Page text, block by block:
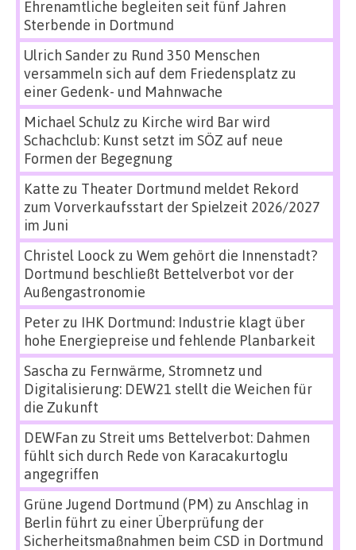
Ehrenamtliche begleiten seit fünf Jahren
Sterbende in Dortmund
Ulrich Sanderzu Rund 350 Menschen
versammeln sich auf dem Friedensplatz zu
einer Gedenk- und Mahnwache
Michael Schulz zu Kirche wird Bar wird
Schachclub: Kunst setzt im SÖZ auf neue
Formen der Begegnung
Katte zu Theater Dortmund meldet Rekord
zum Vorverkaufsstart der Spielzeit 2026/2027
im Juni
Christel Loock zu Wem gehört die Innenstadt?
Dortmund beschließt Bettelverbot vor der
Außengastronomie
Peterzu IHK Dortmund: Industrie klagt über
hohe Energiepreise und fehlende Planbarkeit
Sascha zu Fernwärme, Stromnetz und
Digitalisierung: DEW21 stellt die Weichen für
die Zukunft
DEWFan zu Streit ums Bettelverbot: Dahmen
fühlt sich durch Rede von Karacakurtoglu
angegriffen
Grüne Jugend Dortmund (PM) zu Anschlag in
Berlin führt zu einer Überprüfung der
Sicherheitsmaßnahmen beim CSD in Dortmund